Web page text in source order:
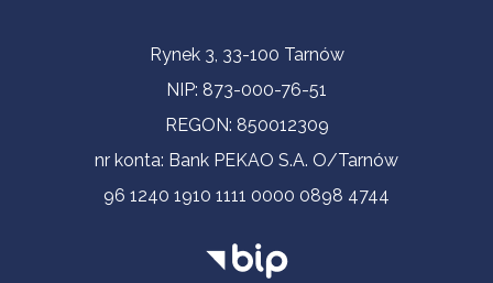
Informacje kontaktoweRynek 3, 33-100 Tarnów
NIP: 873-000-76-51
REGON: 850012309
nr konta: Bank PEKAO S.A. O/Tarnów
96 1240 1910 1111 0000 0898 4744